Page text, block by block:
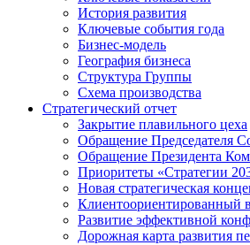
История развития
Ключевые события года
Бизнес-модель
География бизнеса
Структура Группы
Схема производства
Стратегический отчет
Закрытие плавильного цеха
Обращение Председателя
Обращение Президента
Приоритеты «Стратегии
Новая стратегическая
Клиентоориентированный
Развитие эффективной
Дорожная карта развития